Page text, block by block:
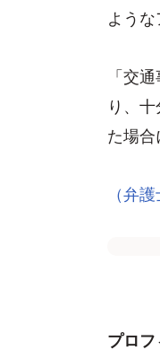
ような
「交
り、
た場
（弁
プロ